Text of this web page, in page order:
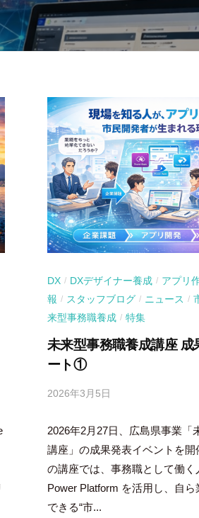
DX / DXデザイナー養成 / アプリ
報 / スタッフブログ / ニュース /
来型事務職養成 / 特集
未来型事務職養成講座 成
ート①
2026年3月5日
吉
田
豪
2026年2月27日、広島県事業「
講座」の成果発表イベントを開
の講座では、事務職として働
Power Platform を活用し、自
できる“市...